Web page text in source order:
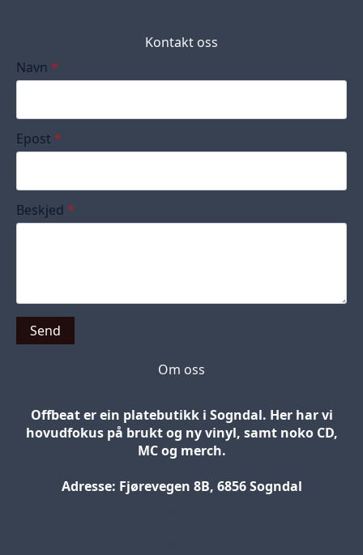
Kontakt oss
Navn *
Epost *
Beskjed *
Send
Om oss
Offbeat er ein platebutikk i Sogndal. Her har vi
hovudfokus på brukt og ny vinyl, samt noko CD,
MC og merch.
Adresse: Fjørevegen 8B, 6856 Sogndal